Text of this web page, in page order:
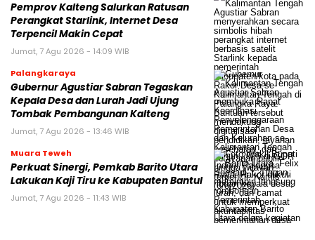
Pemprov Kalteng Salurkan Ratusan
Perangkat Starlink, Internet Desa
Terpencil Makin Cepat
Jumat, 7 Agu 2026 - 14:09 WIB
Palangkaraya
Gubernur Agustiar Sabran Tegaskan
Kepala Desa dan Lurah Jadi Ujung
Tombak Pembangunan Kalteng
Jumat, 7 Agu 2026 - 13:46 WIB
Muara Teweh
Perkuat Sinergi, Pemkab Barito Utara
Lakukan Kaji Tiru ke Kabupaten Bantul
Jumat, 7 Agu 2026 - 11:43 WIB